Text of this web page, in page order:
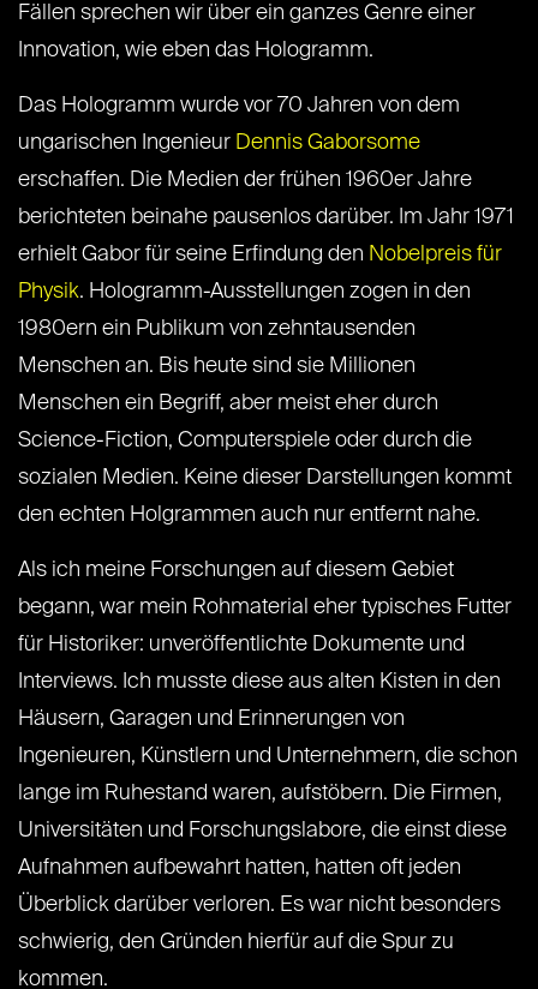
Fällen sprechen wir über ein ganzes Genre einer
Innovation, wie eben das Hologramm.
Das Hologramm wurde vor 70 Jahren von dem
ungarischen Ingenieur Dennis Gaborsome
erschaffen. Die Medien der frühen 1960er Jahre
berichteten beinahe pausenlos darüber. Im Jahr 1971
erhielt Gabor für seine Erfindung den Nobelpreis für
Physik. Hologramm-Ausstellungen zogen in den
1980ern ein Publikum von zehntausenden
Menschen an. Bis heute sind sie Millionen
Menschen ein Begriff, aber meist eher durch
Science-Fiction, Computerspiele oder durch die
sozialen Medien. Keine dieser Darstellungen kommt
den echten Holgrammen auch nur entfernt nahe.
Als ich meine Forschungen auf diesem Gebiet
begann, war mein Rohmaterial eher typisches Futter
für Historiker: unveröffentlichte Dokumente und
Interviews. Ich musste diese aus alten Kisten in den
Häusern, Garagen und Erinnerungen von
Ingenieuren, Künstlern und Unternehmern, die schon
lange im Ruhestand waren, aufstöbern. Die Firmen,
Universitäten und Forschungslabore, die einst diese
Aufnahmen aufbewahrt hatten, hatten oft jeden
Überblick darüber verloren. Es war nicht besonders
schwierig, den Gründen hierfür auf die Spur zu
kommen.